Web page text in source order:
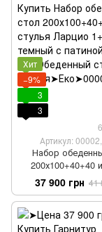
Хит
−9%
3
3
6
Артикул:
Набор
200х100+40+40
Ларцио 1+6 орех
патиной
37 900 грн 41